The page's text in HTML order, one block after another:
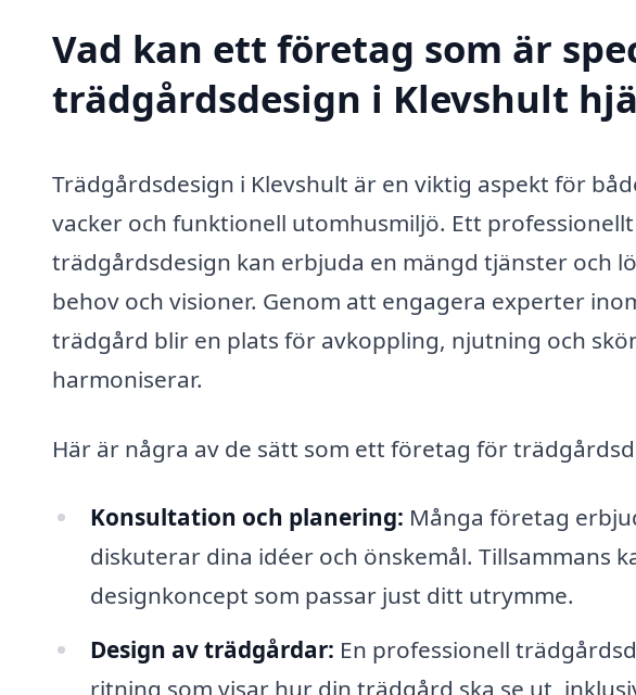
Vad kan ett företag som är
trädgårdsdesign i Klevshult
Trädgårdsdesign i Klevshult är en viktig aspekt för
vacker och funktionell utomhusmiljö. Ett
trädgårdsdesign kan erbjuda en mängd tjänster och
behov och visioner. Genom att engagera experter
trädgård blir en plats för avkoppling, njutning och
harmoniserar.
Här är några av de sätt som ett företag för
Konsultation och planering: Många företag
diskuterar dina idéer och önskemål. Tillsammans
designkoncept som passar just ditt utrymme.
Design av trädgårdar: En professionell
ritning som visar hur din trädgård ska se ut,